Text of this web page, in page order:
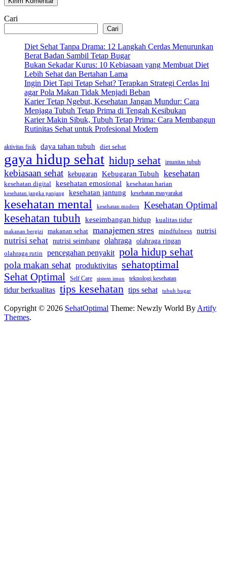
Cari
Cari
Diet Sehat Tanpa Drama: 12 Langkah Cerdas Menurunkan
Berat Badan Sambil Tetap Bugar
Bukan Sekadar Kurus: 10 Kebiasaan yang Membuat Diet
Lebih Sehat dan Bertahan Lama
Ingin Diet Tapi Tetap Sehat? Terapkan Strategi Cerdas Ini
agar Pola Makan Tidak Menjadi Beban
Karier Tetap Ngebut, Kesehatan Jangan Mundur: Cara
Menjaga Tubuh Tetap Prima di Tengah Kesibukan
Karier Makin Sibuk, Tubuh Tetap Prima: Cara Membangun
Rutinitas Sehat untuk Profesional Modern
aktivitas fisik daya tahan tubuh diet sehat
gaya hidup sehat hidup sehat imunitas tubuh
kebiasaan sehat kebugaran Kebugaran Tubuh kesehatan
kesehatan digital kesehatan emosional kesehatan harian
kesehatan jangka panjang kesehatan jantung kesehatan masyarakat
kesehatan mental kesehatan modern Kesehatan Optimal
kesehatan tubuh keseimbangan hidup kualitas tidur
makanan bergizi makanan sehat manajemen stres mindfulness nutrisi
nutrisi sehat nutrisi seimbang olahraga
olahraga ringan
olahraga rutin
pencegahan penyakit pola hidup sehat
pola makan sehat produktivitas sehatoptimal
Sehat Optimal Self Care sistem imun teknologi kesehatan
tidur berkualitas tips kesehatan tips sehat tubuh bugar
Copyright © 2026 SehatOptimal Theme: Newzly World By Artify
Themes.